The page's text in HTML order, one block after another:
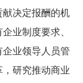
决定报酬的机
业制度要求、
业领导人员管
研究推动商业